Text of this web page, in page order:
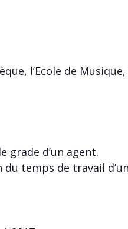
l’Ecole de
grade d’un agent.
temps de travail